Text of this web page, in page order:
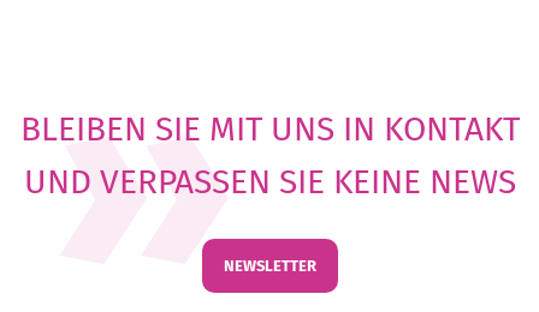
BLEIBEN SIE MIT UNS IN KONTAKT
UND VERPASSEN SIE KEINE NEWS
NEWSLETTER